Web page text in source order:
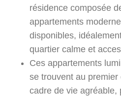
résidence composée
appartements
disponibles,
quartier calme et
Ces appartements
se trouvent au
cadre de vie agréable,